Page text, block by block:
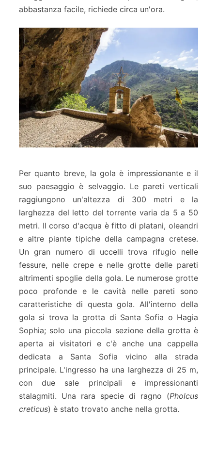
abbastanza facile, richiede circa un'ora.
Per quanto breve, la gola è impressionante e il
suo paesaggio è selvaggio. Le pareti verticali
raggiungono un'altezza di 300 metri e la
larghezza del letto del torrente varia da 5 a 50
metri. Il corso d'acqua è fitto di platani, oleandri
e altre piante tipiche della campagna cretese.
Un gran numero di uccelli trova rifugio nelle
fessure, nelle crepe e nelle grotte delle pareti
altrimenti spoglie della gola. Le numerose grotte
poco profonde e le cavità nelle pareti sono
caratteristiche di questa gola. All'interno della
gola si trova la grotta di Santa Sofia o Hagia
Sophia; solo una piccola sezione della grotta è
aperta ai visitatori e c'è anche una cappella
dedicata a Santa Sofia vicino alla strada
principale. L'ingresso ha una larghezza di 25 m,
con due sale principali e impressionanti
stalagmiti. Una rara specie di ragno (Pholcus
creticus) è stato trovato anche nella grotta.